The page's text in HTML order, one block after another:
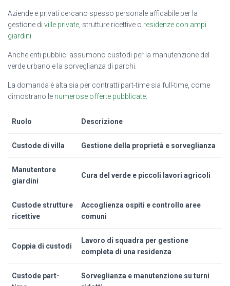
Aziende e privati cercano spesso personale affidabile per la
gestione di ville private , strutture ricettive o residenze con ampi
giardini
Anche enti pubblici assumono custodi per la manutenzione del
verde urbano e la sorveglianza di parchi.
La domanda è alta sia per contratti part-time sia full-time, come
dimostrano le numerose offerte pubblicate
Ruolo Descrizione
Custode di villa Gestione della proprietà e sorveglianza
Manutentore
giardini
Cura del verde e piccoli lavori agricoli
Custode strutture
ricettive
Accoglienza ospiti e controllo aree
comuni
Coppia di custodi
Lavoro di squadra per gestione
completa di una residenza
Custode part-
Sorveglianza e manutenzione su turni